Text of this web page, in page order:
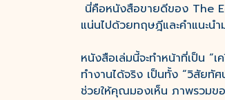
นี่คือหนังสือขายดีของ The
แน่นไปด้วยทฤษฎีและคำแนะนำ
หนังสือเล่มนี้จะทำหน้าที่เป็น
ทำงานได้จริง เป็นทั้ง “วิสัยทั
ช่วยให้คุณมองเห็น ภาพรวมขอ